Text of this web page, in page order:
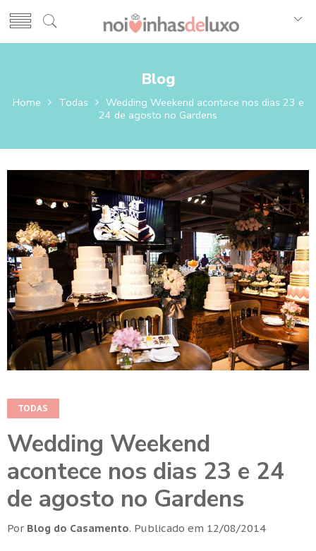
Blog
Home Todas
Wedding Weekend acontece nos dias 23 e
24 de agosto no Gardens
TODAS
Wedding Weekend
acontece nos dias 23 e 24
de agosto no Gardens
Por Blog do Casamento. Publicado em 12/08/2014